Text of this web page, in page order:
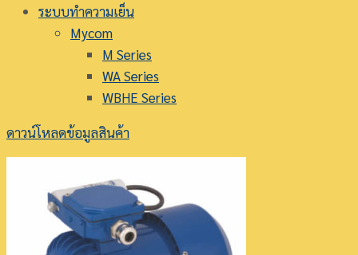
ระบบทำความเย็น
Mycom
M Series
WA Series
WBHE Series
ดาวน์โหลดข้อมูลสินค้า